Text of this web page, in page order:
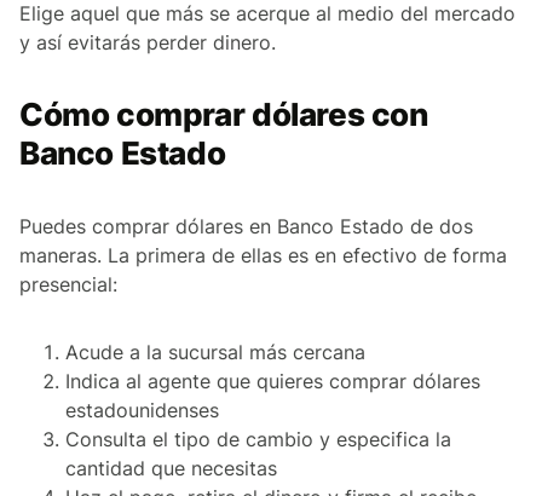
Elige aquel que más se acerque al medio del mercado
y así evitarás perder dinero.
Cómo comprar dólares con
Banco Estado
Puedes comprar dólares en Banco Estado de dos
maneras. La primera de ellas es en efectivo de forma
presencial:
Acude a la sucursal más cercana
Indica al agente que quieres comprar dólares
estadounidenses
Consulta el tipo de cambio y especifica la
cantidad que necesitas